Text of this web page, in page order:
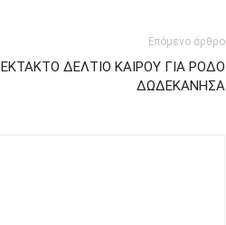
Επόμενο άρθρο
ΕΚΤΑΚΤΟ ΔΕΛΤΙΟ ΚΑΙΡΟΥ ΓΙΑ ΡΟΔΟ
ΔΩΔΕΚΑΝΗΣΑ